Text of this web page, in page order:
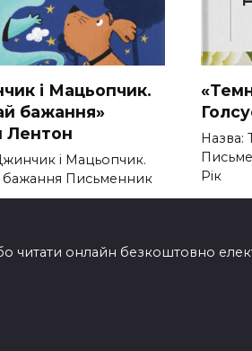
і Мацьопчик.
бажання»
Лентон
і Мацьопчик.
бажання Письменник
Назва:
Рік
читати онлайн безкоштовно